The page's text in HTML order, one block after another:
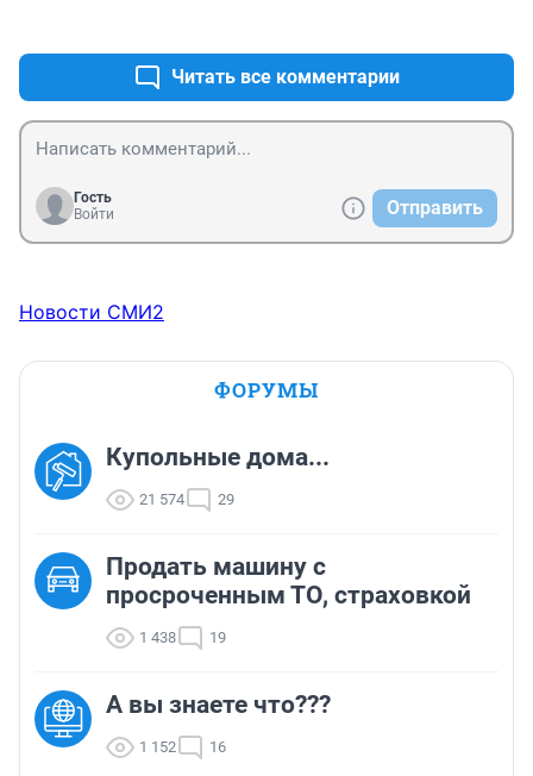
Читать все комментарии
Гость
Войти
Отправить
Новости СМИ2
ФОРУМЫ
Купольные дома...
21 574 29
Продать машину с
просроченным ТО, страховкой
1 438 19
А вы знаете что???
1 152 16